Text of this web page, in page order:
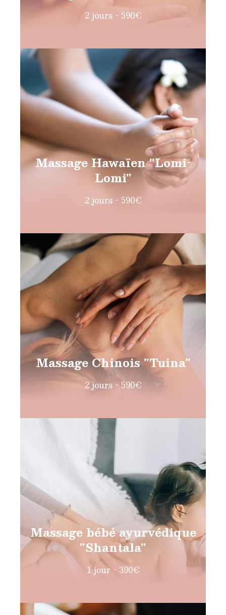
2 jours - 590€
Massage Hawaïen "Lomi-
Lomi"
2 jours - 590€
Massage Chinois "Tuina"
2 jours - 590€
Massage bébé ayurvédique
"Shantala"
1 jour - 390€